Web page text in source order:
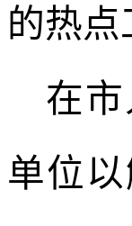
的热点
在
单位